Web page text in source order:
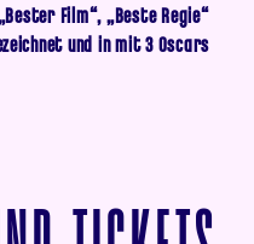
Film“, „Beste Regie“
und in mit 3 Oscars